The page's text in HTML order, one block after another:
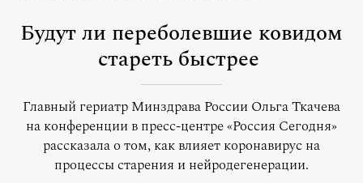
Будут ли переболевшие ковидом
стареть быстрее
Главный гериатр Минздрава России Ольга Ткачева
на конференции в пресс-центре «Россия Сегодня»
рассказала о том, как влияет коронавирус на
процессы старения и нейродегенерации.